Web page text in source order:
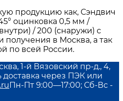
продукцию как, Сэндвич
оцинковка 0,5 мм /
/ 200 (снаружи) с
в Москва, а так
по всей России.
1-й Вязовский пр-д., 4,
доставка через ПЭК или
Пн-Пт 9:00—17:00; Сб-Вс -